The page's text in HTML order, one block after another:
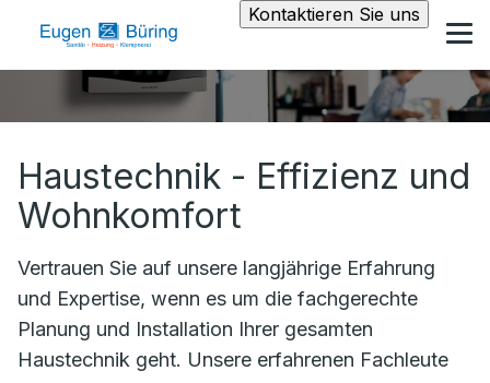
Kontaktieren Sie uns
Haustechnik - Effizienz und
Wohnkomfort
Vertrauen Sie auf unsere langjährige Erfahrung
und Expertise, wenn es um die fachgerechte
Planung und Installation Ihrer gesamten
Haustechnik geht. Unsere erfahrenen Fachleute